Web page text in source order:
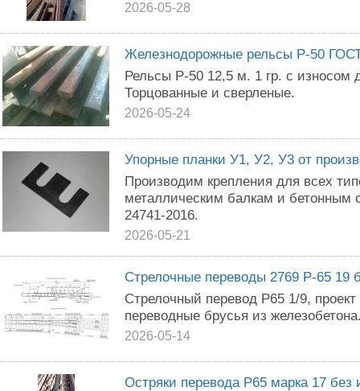
2026-05-28
Железнодорожные рельсы Р-50
Рельсы Р-50 12,5 м. 1 гр. с износом
Торцованные и сверленые.
2026-05-24
Упорные планки У1, У2, У3 от
Производим крепления для всех
металлическим балкам и
24741-2016.
2026-05-21
Стрелочные переводы 2769 Р-65 19
Стрелочный перевод Р65 1/9,
переводные брусья из
2026-05-14
Остряки перевода Р65 марка 17 без